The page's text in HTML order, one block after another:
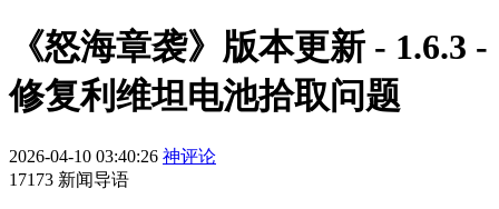
《怒海章袭》版本更新 - 1.6.3 -
修复利维坦电池拾取问题
2026-04-10 03:40:26 神评论
17173 新闻导语